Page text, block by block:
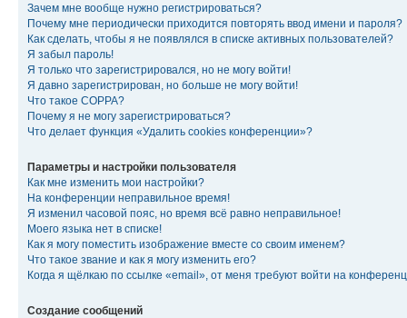
Зачем мне вообще нужно регистрироваться?
Почему мне периодически приходится повторять ввод имени и пароля?
Как сделать, чтобы я не появлялся в списке активных пользователей?
Я забыл пароль!
Я только что зарегистрировался, но не могу войти!
Я давно зарегистрирован, но больше не могу войти!
Что такое COPPA?
Почему я не могу зарегистрироваться?
Что делает функция «Удалить cookies конференции»?
Параметры и настройки пользователя
Как мне изменить мои настройки?
На конференции неправильное время!
Я изменил часовой пояс, но время всё равно неправильное!
Моего языка нет в списке!
Как я могу поместить изображение вместе со своим именем?
Что такое звание и как я могу изменить его?
Когда я щёлкаю по ссылке «email», от меня требуют войти на
Создание сообщений